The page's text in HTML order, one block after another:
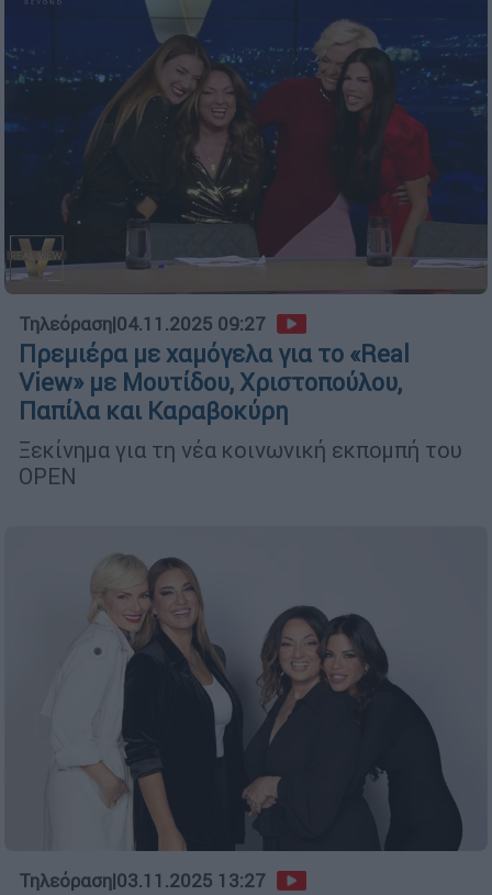
Τηλεόραση|04.11.2025 09:27
Πρεμιέρα με χαμόγελα για το «Real
View» με Μουτίδου, Χριστοπούλου,
Παπίλα και Καραβοκύρη
Ξεκίνημα για τη νέα κοινωνική εκπομπή του
OPEN
Τηλεόραση|03.11.2025 13:27